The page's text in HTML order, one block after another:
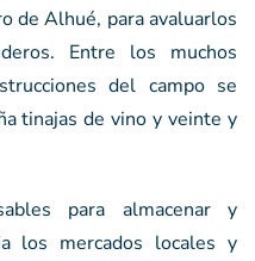
de Alhué, para avaluarlos
Entre los muchos
del campo se
tinajas de vino y veinte y
para almacenar y
los mercados locales y